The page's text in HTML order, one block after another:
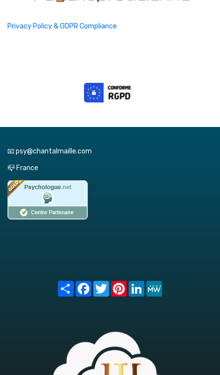
Privacy Policy & GDPR Compliance
📧 psy@chantalmaille.com
📪 France
Share FacebookTwitterPinterest
LinkedIn